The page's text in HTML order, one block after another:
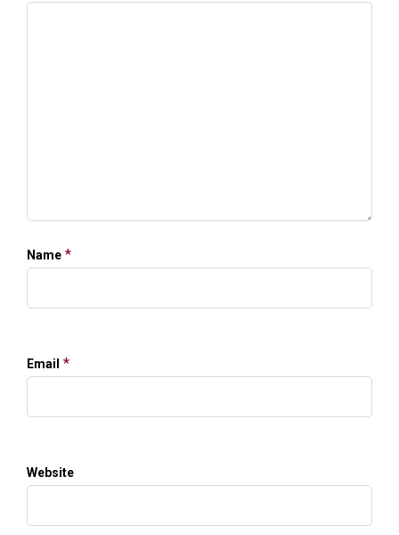
Name *
Email *
Website